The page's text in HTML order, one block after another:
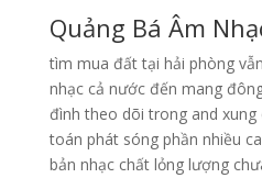
Quảng Bá Âm
tìm mua đất tại hải phòng
nhạc cả nước đến mang
đình theo dõi trong and xung
toán phát sóng phần nhiều
bản nhạc chất lỏng lượng